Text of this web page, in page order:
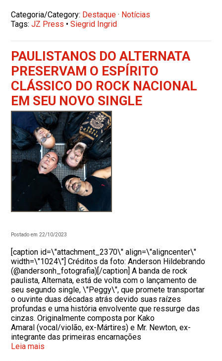
Categoria/Category: Destaque · Notícias
Tags:JZ Press •Siegrid Ingrid
PAULISTANOS DO ALTERNATA
PRESERVAM O ESPÍRITO
CLÁSSICO DO ROCK NACIONAL
EM SEU NOVO SINGLE
Postado em 22/10/2023
[caption id=\"attachment_2370\" align=\"aligncenter\"
width=\"1024\"] Créditos da foto: Anderson Hildebrando
(@andersonh_fotografia)[/caption] A banda de rock
paulista, Alternata, está de volta com o lançamento de
seu segundo single, \"Peggy\", que promete transportar
o ouvinte duas décadas atrás devido suas raízes
profundas e uma história envolvente que ressurge das
cinzas. Originalmente composta por Kako
Amaral (vocal/violão, ex-Mártires) e Mr. Newton, ex-
integrante das primeiras encarnações
Leia mais